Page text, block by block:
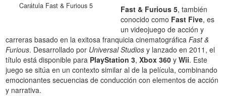
Carátula Fast & Furious 5
Fast & Furious 5, también
conocido como Fast Five, es
un videojuego de acción y
carreras basado en la exitosa franquicia cinematográficaFast &
Furious. Desarrollado por Universal Studios y lanzado en 2011, el
título está disponible para PlayStation 3,Xbox 360 yWii. Este
juego se sitúa en un contexto similar al de la película, combinando
emocionantes secuencias de conducción con elementos de acción
y narrativa.